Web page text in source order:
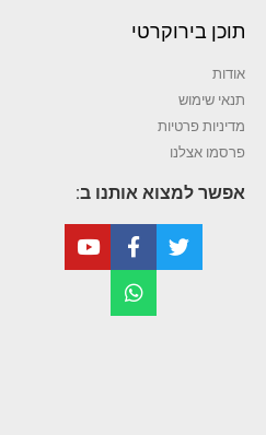
תוכן בירוקרטי
אודות
תנאי שימוש
מדיניות פרטיות
פרסמו אצלנו
אפשר למצוא אותנו ב: